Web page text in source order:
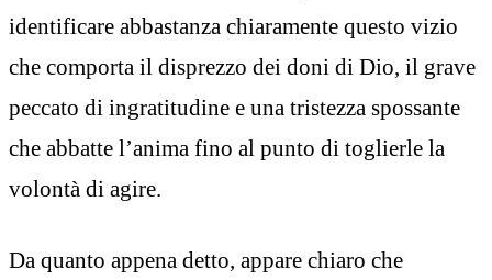
identificare abbastanza chiaramente questo vizio
che comporta il disprezzo dei doni di Dio, il grave
peccato di ingratitudine e una tristezza spossante
che abbatte l’anima fino al punto di toglierle la
volontà di agire.
Da quanto appena detto, appare chiaro che